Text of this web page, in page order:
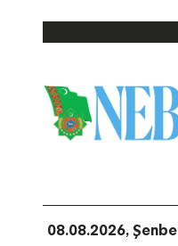
08.08.2026, Şenbe